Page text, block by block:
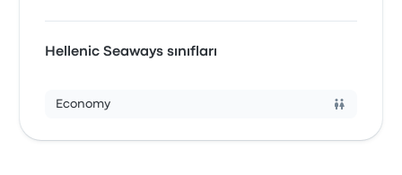
Hellenic Seaways sınıfları
Economy